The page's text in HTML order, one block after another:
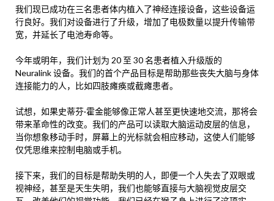
我们现已成功在三名患者体内植入了神经连接设备，这些设备运
行良好。我们对设备进行了升级，增加了电极数量以提升传输带
宽，并延长了电池寿命等。
今年或明年，我们计划为 20 至 30 名患者植入升级版的
Neuralink 设备。我们的首个产品目标是帮助那些丧失大脑与身体
连接能力的人，比如四肢瘫痪或截瘫患者。
试想，如果史蒂芬·霍金能够像正常人甚至更快速地交流，那将会
带来革命性的改变。我们的产品可以读取大脑运动皮层的信息，
当你想象移动手时，屏幕上的光标就会相应移动，这使人们能够
仅凭思维来控制电脑或手机。
接下来，我们的目标是帮助失明的人，即便一个人失去了双眼或
视神经，甚至是天生失明，我们也能够直接与大脑视觉皮层交